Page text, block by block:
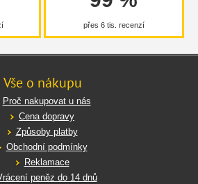
přes 6 tis. recenzí
Vše o nákupu
Proč nakupovat u nás
Cena dopravy
Způsoby platby
Obchodní podmínky
Reklamace
peněz do 14 dnů